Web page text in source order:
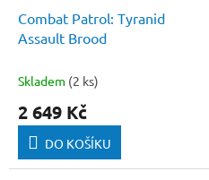
Combat Patrol: Tyranid
Assault Brood
Skladem (2 ks)
2 649 Kč
DO KOŠÍKU